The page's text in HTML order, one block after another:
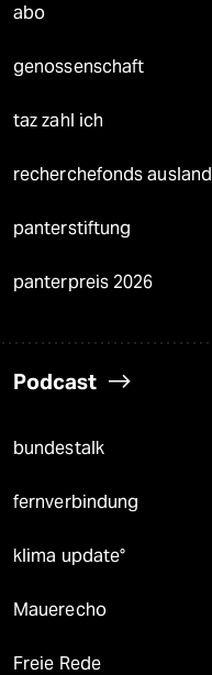
abo
genossenschaft
taz zahl ich
recherchefonds ausland
panterstiftung
panterpreis 2026
Podcast
bundestalk
fernverbindung
klima update°
Mauerecho
Freie Rede